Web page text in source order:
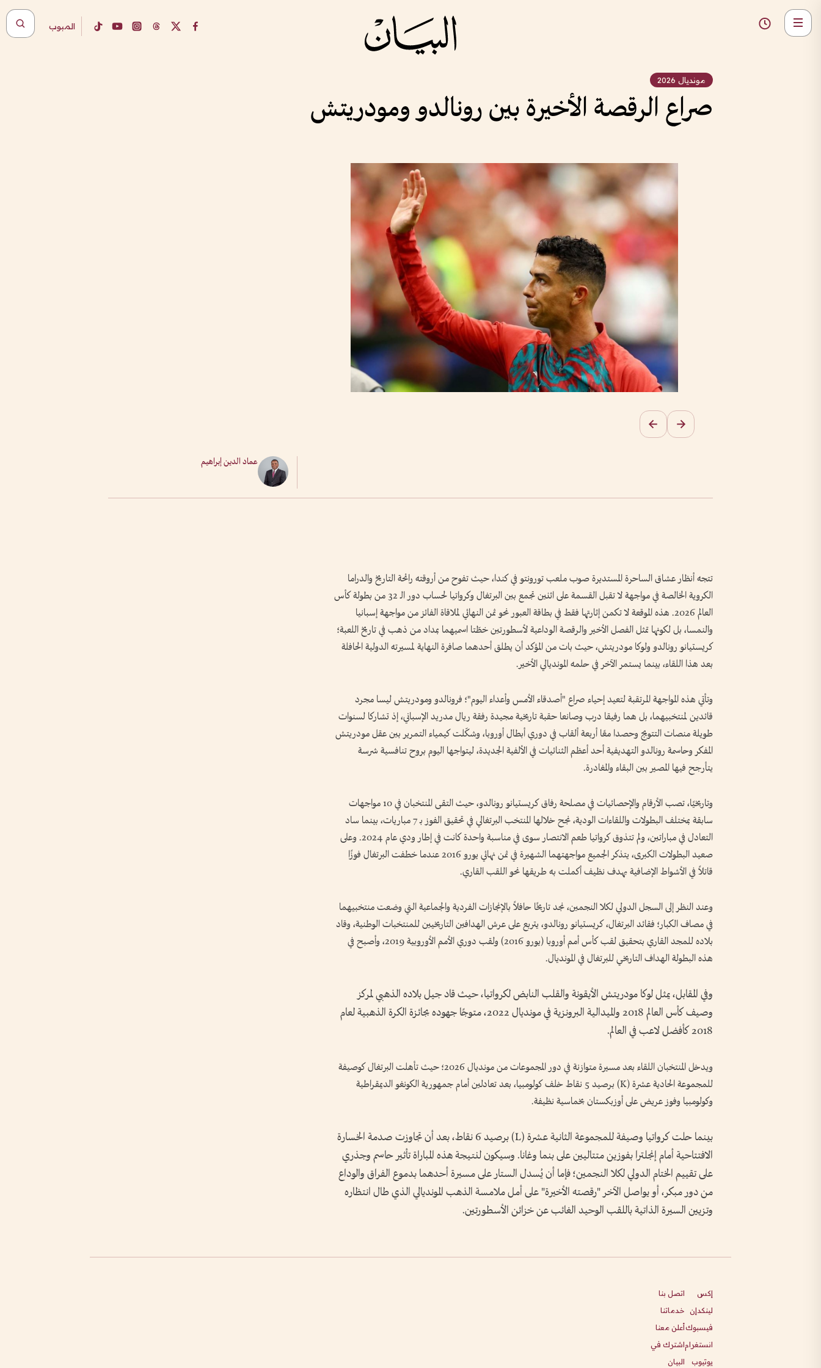
المبوب
مونديال 2026
صراع الرقصة الأخيرة بين رونالدو ومودريتش
عماد الدين إبراهيم
تتجه أنظار عشاق الساحرة المستديرة صوب ملعب تورونتو في كندا، حيث تفوح من أروقته رائحة التاريخ والدراما
الكروية الخالصة في مواجهة لا تقبل القسمة على اثنين تجمع بين البرتغال وكرواتيا لحساب دور الـ 32 من بطولة كأس
العالم 2026. هذه الموقعة لا تكمن إثارتها فقط في بطاقة العبور نحو ثمن النهائي لملاقاة الفائز من مواجهة إسبانيا
والنمسا، بل لكونها تمثل الفصل الأخير والرقصة الوداعية لأسطورتين خطّتا اسميهما بمداد من ذهب في تاريخ اللعبة؛
كريستيانو رونالدو ولوكا مودريتش، حيث بات من المؤكد أن يطلق أحدهما صافرة النهاية لمسيرته الدولية الحافلة
بعد هذا اللقاء، بينما يستمر الآخر في حلمه المونديالي الأخير.
وتأتي هذه المواجهة المرتقبة لتعيد إحياء صراع "أصدقاء الأمس وأعداء اليوم"؛ فرونالدو ومودريتش ليسا مجرد
قائدين لمنتخبيهما، بل هما رفيقا درب وصانعا حقبة تاريخية مجيدة رفقة ريال مدريد الإسباني، إذ تشاركا لسنوات
طويلة منصات التتويج وحصدا معًا أربعة ألقاب في دوري أبطال أوروبا، وشكّلت كيمياء التمرير بين عقل مودريتش
المفكر وحاسمة رونالدو التهديفية أحد أعظم الثنائيات في الألفية الجديدة، ليتواجها اليوم بروح تنافسية شرسة
يتأرجح فيها المصير بين البقاء والمغادرة.
وتاريخيًا، تصب الأرقام والإحصائيات في مصلحة رفاق كريستيانو رونالدو، حيث التقى المنتخبان في 10 مواجهات
سابقة بمختلف البطولات واللقاءات الودية، نجح خلالها المنتخب البرتغالي في تحقيق الفوز بـ 7 مباريات، بينما ساد
التعادل في مباراتين، ولم تتذوق كرواتيا طعم الانتصار سوى في مناسبة واحدة كانت في إطار ودي عام 2024. وعلى
صعيد البطولات الكبرى، يتذكر الجميع مواجهتهما الشهيرة في ثمن نهائي يورو 2016 عندما خطفت البرتغال فوزًا
قاتلاً في الأشواط الإضافية بهدف نظيف أكملت به طريقها نحو اللقب القاري.
وعند النظر إلى السجل الدولي لكلا النجمين، نجد تاريخًا حافلاً بالإنجازات الفردية والجماعية التي وضعت منتخبيهما
في مصاف الكبار؛ فقائد البرتغال، كريستيانو رونالدو، يتربع على عرش الهدافين التاريخيين للمنتخبات الوطنية، وقاد
بلاده للمجد القاري بتحقيق لقب كأس أمم أوروبا (يورو 2016) ولقب دوري الأمم الأوروبية 2019، وأصبح في
هذه البطولة الهداف التاريخي للبرتغال في المونديال.
وفي المقابل، يمثل لوكا مودريتش الأيقونة والقلب النابض لكرواتيا، حيث قاد جيل بلاده الذهبي لمركز
وصيف كأس العالم 2018 والميدالية البرونزية في مونديال 2022، متوجًا جهوده بجائزة الكرة الذهبية لعام
2018 كأفضل لاعب في العالم.
ويدخل المنتخبان اللقاء بعد مسيرة متوازنة في دور المجموعات من مونديال 2026؛ حيث تأهلت البرتغال كوصيفة
للمجموعة الحادية عشرة (K) برصيد 5 نقاط خلف كولومبيا، بعد تعادلين أمام جمهورية الكونغو الديمقراطية
وكولومبيا وفوز عريض على أوزبكستان بخماسية نظيفة.
بينما حلت كرواتيا وصيفة للمجموعة الثانية عشرة (L) برصيد 6 نقاط، بعد أن تجاوزت صدمة الخسارة
الافتتاحية أمام إنجلترا بفوزين متتاليين على بنما وغانا. وسيكون لنتيجة هذه المباراة تأثير حاسم وجذري
على تقييم الختام الدولي لكلا النجمين؛ فإما أن يُسدل الستار على مسيرة أحدهما بدموع الفراق والوداع
من دور مبكر، أو يواصل الآخر "رقصته الأخيرة" على أمل ملامسة الذهب المونديالي الذي طال انتظاره
وتزيين السيرة الذاتية باللقب الوحيد الغائب عن خزائن الأسطورتين.
إكس
لينكدإن
فيسبوك
انستغرام
يوتيوب
اتصل بنا
خدماتنا
أعلن معنا
اشترك في
البيان